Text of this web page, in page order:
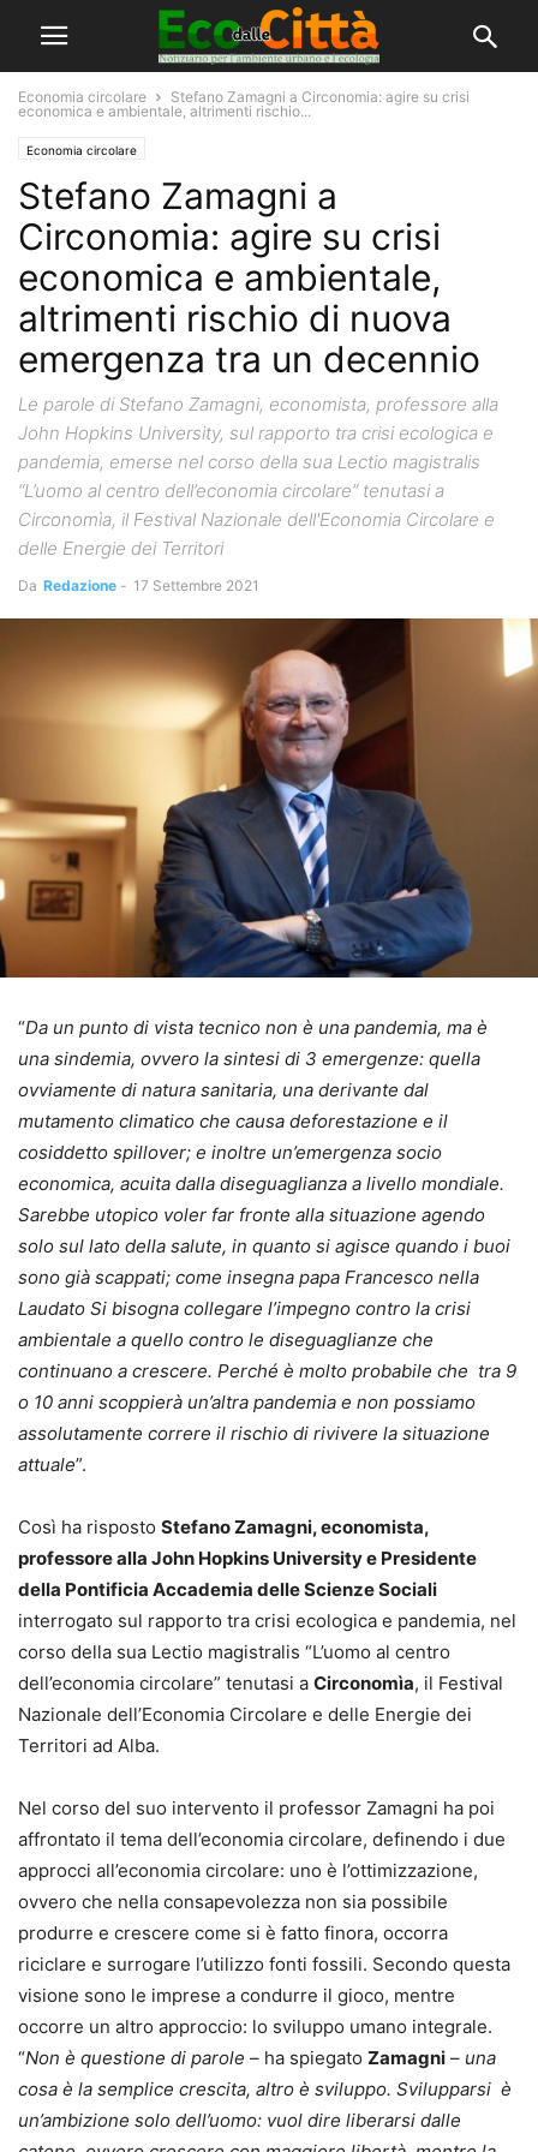
Economia circolare
Stefano Zamagni a Circonomia: agire su crisi
economica e ambientale, altrimenti rischio...
Economia circolare
Stefano Zamagni a
Circonomia: agire su crisi
economica e ambientale,
altrimenti rischio di nuova
emergenza tra un decennio
Le parole di Stefano Zamagni, economista, professore alla
John Hopkins University, sul rapporto tra crisi ecologica e
pandemia, emerse nel corso della sua Lectio magistralis
“L’uomo al centro dell’economia circolare” tenutasi a
Circonomìa, il Festival Nazionale dell'Economia Circolare e
delle Energie dei Territori
Da Redazione - 17 Settembre 2021
“Da un punto di vista tecnico non è una pandemia, ma è
una sindemia, ovvero la sintesi di 3 emergenze: quella
ovviamente di natura sanitaria, una derivante dal
mutamento climatico che causa deforestazione e il
cosiddetto spillover; e inoltre un’emergenza socio
economica, acuita dalla diseguaglianza a livello mondiale.
Sarebbe utopico voler far fronte alla situazione agendo
solo sul lato della salute, in quanto si agisce quando i buoi
sono già scappati; come insegna papa Francesco nella
Laudato Si bisogna collegare l’impegno contro la crisi
ambientale a quello contro le diseguaglianze che
continuano a crescere. Perché è molto probabile che tra 9
o 10 anni scoppierà un’altra pandemia e non possiamo
assolutamente correre il rischio di rivivere la situazione
attuale”.
Così ha risposto Stefano Zamagni, economista,
professore alla John Hopkins University e Presidente
della Pontificia Accademia delle Scienze Sociali
interrogato sul rapporto tra crisi ecologica e pandemia, nel
corso della sua Lectio magistralis “L’uomo al centro
dell’economia circolare” tenutasi a Circonomìa, il Festival
Nazionale dell’Economia Circolare e delle Energie dei
Territori ad Alba.
Nel corso del suo intervento il professor Zamagni ha poi
affrontato il tema dell’economia circolare, definendo i due
approcci all’economia circolare: uno è l’ottimizzazione,
ovvero che nella consapevolezza non sia possibile
produrre e crescere come si è fatto finora, occorra
riciclare e surrogare l’utilizzo fonti fossili. Secondo questa
visione sono le imprese a condurre il gioco, mentre
occorre un altro approccio: lo sviluppo umano integrale.
“Non è questione di parole – ha spiegato Zamagni – una
cosa è la semplice crescita, altro è sviluppo. Svilupparsi è
un’ambizione solo dell’uomo: vuol dire liberarsi dalle